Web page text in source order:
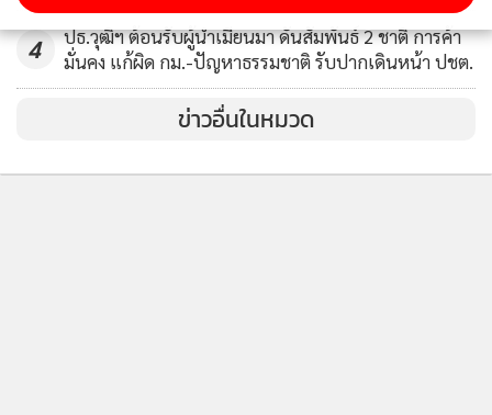
4
ปธ.วุฒิฯ ต้อนรับผู้นำเมียนมา ดันสัมพันธ์ 2 ชาติ การค้า
มั่นคง แก้ผิด กม.-ปัญหาธรรมชาติ รับปากเดินหน้า ปชต.
ข่าวอื่นในหมวด